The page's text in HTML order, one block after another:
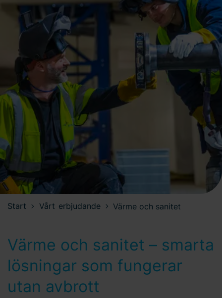
Start Vårt erbjudande Värme och sanitet
Värme och sanitet – smarta
lösningar som fungerar
utan avbrott